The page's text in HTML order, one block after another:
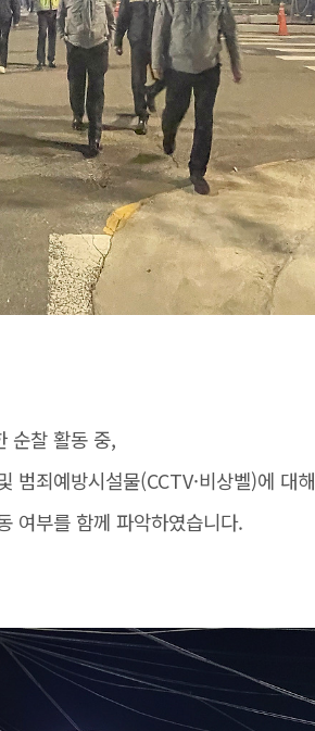
순찰 활동 중,
범죄예방시설물(CCTV·비상벨)에 대해
여부를 함께 파악하였습니다.